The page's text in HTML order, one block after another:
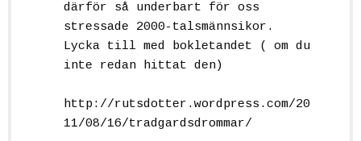
därför så underbart för oss
stressade 2000-talsmännsikor.
Lycka till med bokletandet ( om du
inte redan hittat den)
http://rutsdotter.wordpress.com/20
11/08/16/tradgardsdrommar/